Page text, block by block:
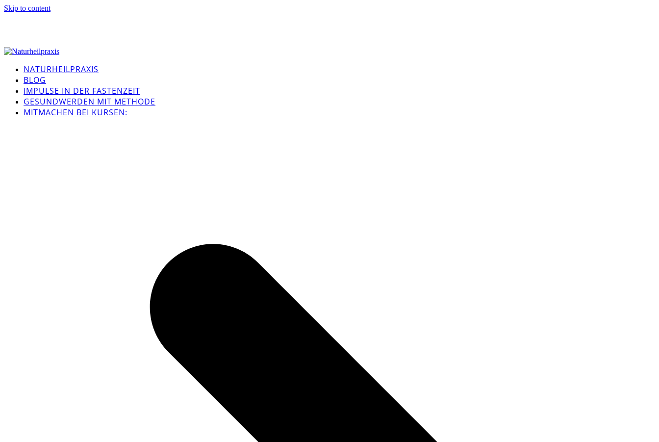
Skip to content
NATURHEILPRAXIS
BLOG
IMPULSE IN DER FASTENZEIT
GESUNDWERDEN MIT METHODE
MITMACHEN BEI KURSEN: